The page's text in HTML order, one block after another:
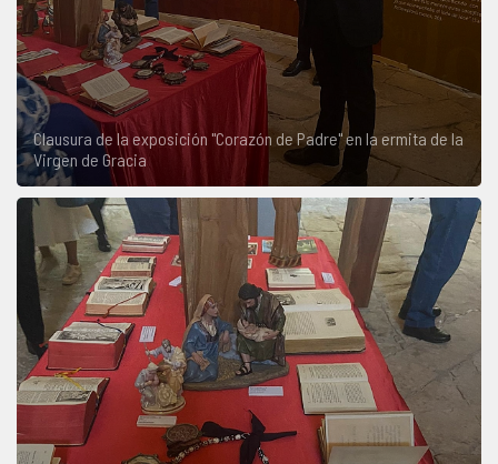
Clausura de la exposición "Corazón de Padre" en la ermita de la
Virgen de Gracia